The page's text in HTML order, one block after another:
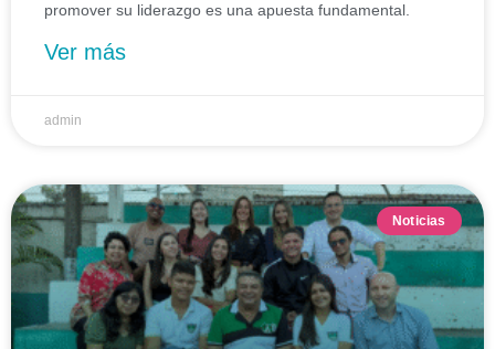
promover su liderazgo es una apuesta fundamental.
Ver más
admin
Noticias